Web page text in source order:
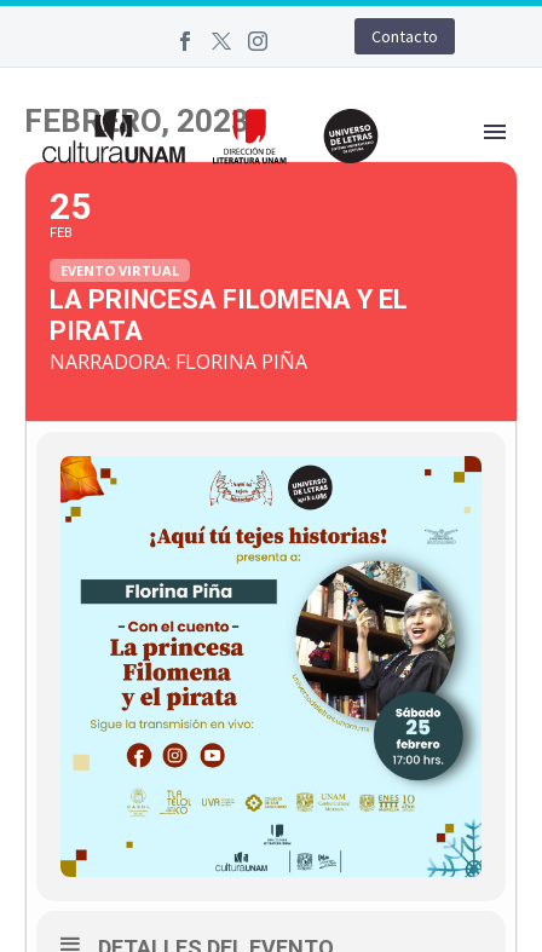
Contacto
FEBRERO, 2023
25
FEB
EVENTO VIRTUAL
LA PRINCESA FILOMENA Y EL
PIRATA
NARRADORA: FLORINA PIÑA